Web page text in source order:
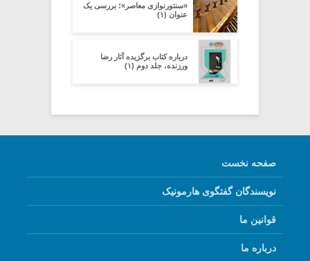
«سنتورنوازی معاصر»؛ بررسی یک
عنوان (۱)
درباره کتاب برگزیده آثار رضا
ورزنده، جلد دوم (۱)
صفحه نخست
نویسندگان گفتگوی هارمونیک
قوانین ما
درباره ما